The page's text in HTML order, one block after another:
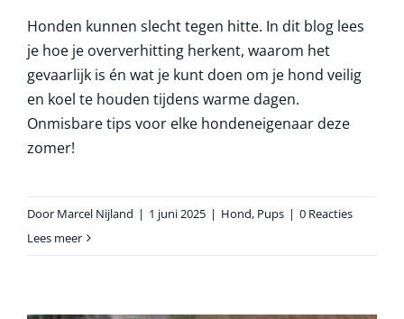
Honden kunnen slecht tegen hitte. In dit blog lees
je hoe je oververhitting herkent, waarom het
gevaarlijk is én wat je kunt doen om je hond veilig
en koel te houden tijdens warme dagen.
Onmisbare tips voor elke hondeneigenaar deze
zomer!
Door Marcel Nijland | 1 juni 2025 | Hond, Pups | 0 Reacties
Lees meer